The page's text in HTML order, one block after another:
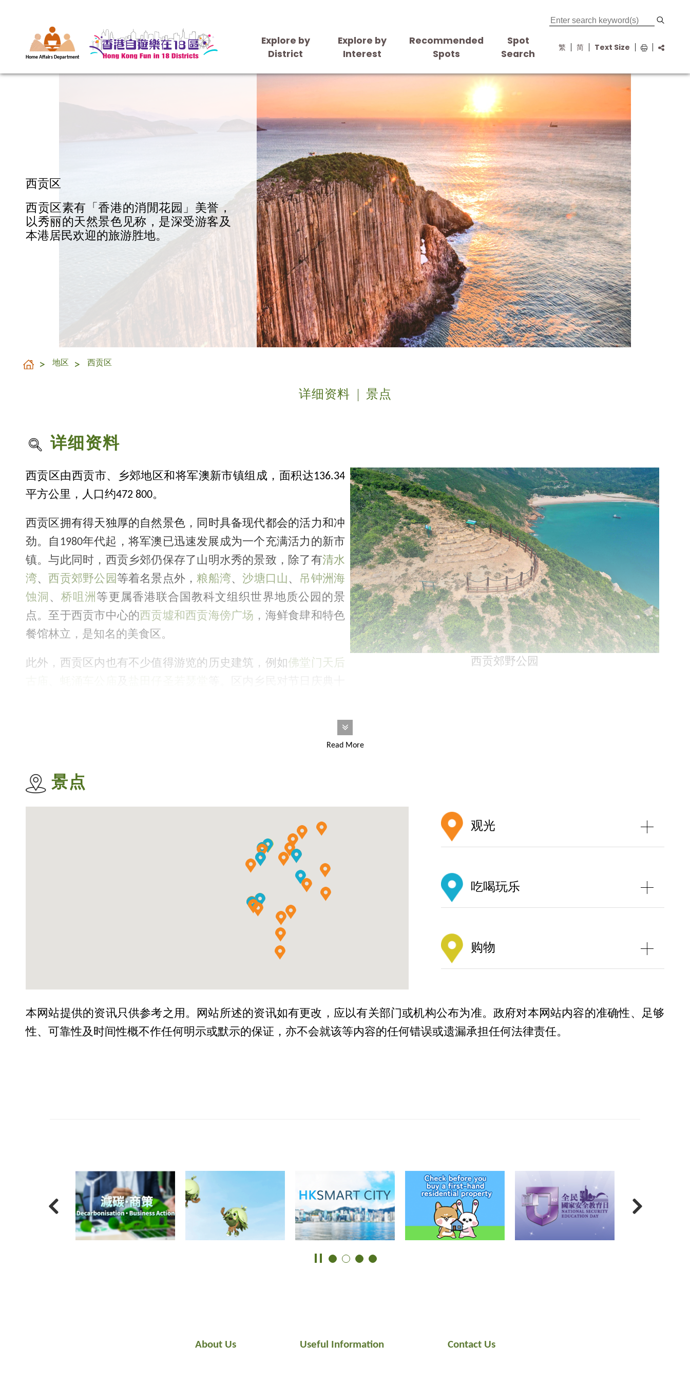
Home Affairs Department
Explore by
District
Explore by
Interest
Recommended
Spots
Spot
Search
繁 简 Text Size
西贡区
西贡区素有「香港的消閒花园」美誉，
以秀丽的天然景色见称，是深受游客及
本港居民欢迎的旅游胜地。
地区 西贡区
详细资料 景点
详细资料
西贡郊野公园
西贡区由西贡市、乡郊地区和将军澳新市镇组成，面积达136.34
平方公里，人口约472 800。
西贡区拥有得天独厚的自然景色，同时具备现代都会的活力和冲
劲。自1980年代起，将军澳已迅速发展成为一个充满活力的新市
镇。与此同时，西贡乡郊仍保存了山明水秀的景致，除了有清水
湾、 西贡郊野公园 等着名景点外，粮船湾、沙塘口山、 吊钟洲海
蚀洞 、桥咀洲 等更属香港联合国教科文组织世界地质公园的景
点。至于西贡市中心的西贡墟和西贡海傍广场 ，海鲜食肆和特色
餐馆林立，是知名的美食区。
此外，西贡区内也有不少值得游览的历史建筑，例如 佛堂门天后
Read More
景点
观光
吃喝玩乐
购物
本网站提供的资讯只供参考之用。网站所述的资讯如有更改，应以有关部门或机构公布为准。政府对本网站内容的准确性、足够
性、可靠性及时间性概不作任何明示或默示的保证，亦不会就该等内容的任何错误或遗漏承担任何法律责任。
About Us Useful Information Contact Us